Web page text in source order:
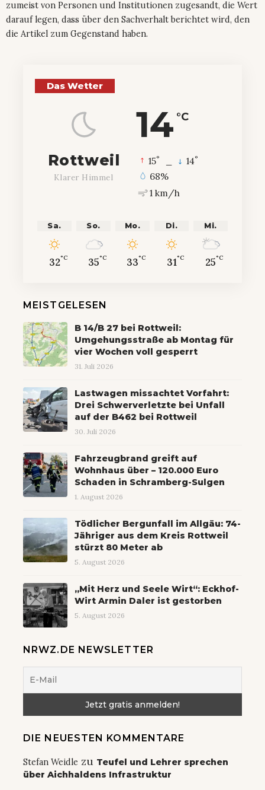
zumeist von Personen und Institutionen zugesandt, die Wert
darauf legen, dass über den Sachverhalt berichtet wird, den
die Artikel zum Gegenstand haben.
Das Wetter
14 °C
Rottweil
Klarer Himmel
15° 14°
68%
1 km/h
Sa.
32°C
So.
35°C
Mo.
33°C
Di.
31°C
Mi.
25°C
MEISTGELESEN
B 14/B 27 bei Rottweil:
Umgehungsstraße ab Montag für
vier Wochen voll gesperrt
31. Juli 2026
Lastwagen missachtet Vorfahrt:
Drei Schwerverletzte bei Unfall
auf der B462 bei Rottweil
30. Juli 2026
Fahrzeugbrand greift auf
Wohnhaus über – 120.000 Euro
Schaden in Schramberg-Sulgen
1. August 2026
Tödlicher Bergunfall im Allgäu: 74-
Jähriger aus dem Kreis Rottweil
stürzt 80 Meter ab
5. August 2026
„Mit Herz und Seele Wirt“: Eckhof-
Wirt Armin Daler ist gestorben
5. August 2026
NRWZ.DE NEWSLETTER
DIE NEUESTEN KOMMENTARE
Stefan Weidle zu Teufel und Lehrer sprechen
über Aichhaldens Infrastruktur